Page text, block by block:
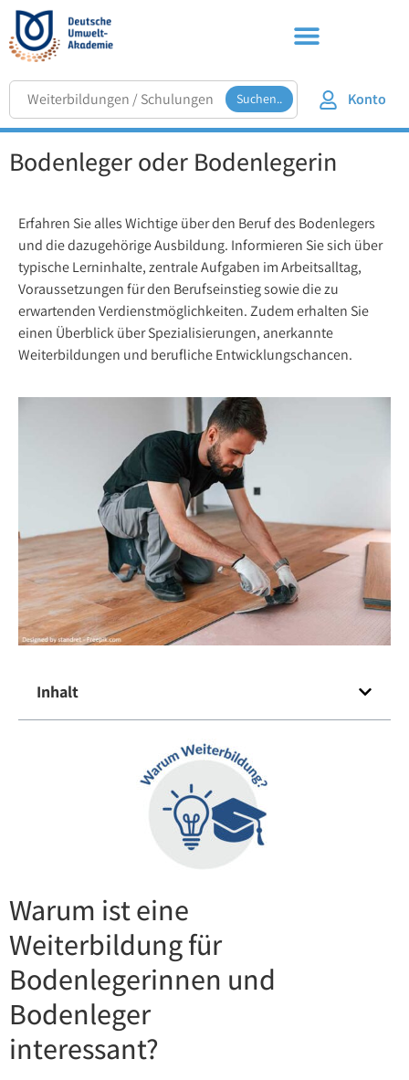
Suchen.. Konto
Bodenleger oder Bodenlegerin
Erfahren Sie alles Wichtige über den Beruf des Bodenlegers
und die dazugehörige Ausbildung. Informieren Sie sich über
typische Lerninhalte, zentrale Aufgaben im Arbeitsalltag,
Voraussetzungen für den Berufseinstieg sowie die zu
erwartenden Verdienstmöglichkeiten. Zudem erhalten Sie
einen Überblick über Spezialisierungen, anerkannte
Weiterbildungen und berufliche Entwicklungschancen.
Inhalt
Warum ist eine
Weiterbildung für
Bodenlegerinnen und
Bodenleger
interessant?